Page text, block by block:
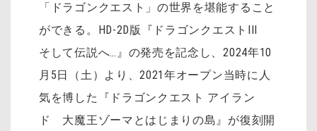
「ドラゴンクエスト」の世界を堪能すること
ができる。HD-2D版『ドラゴンクエストIII
そして伝説へ…』の発売を記念し、2024年10
月5日（土）より、2021年オープン当時に人
気を博した『ドラゴンクエスト アイラン
ド 大魔王ゾーマとはじまりの島』が復刻開